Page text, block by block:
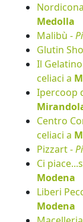
Medolla
Malibù -
Glutin
Il
celiaci a
Ipercoop
Centro
celiaci a
Pizzart -
Ci
Modena
Liberi
Modena